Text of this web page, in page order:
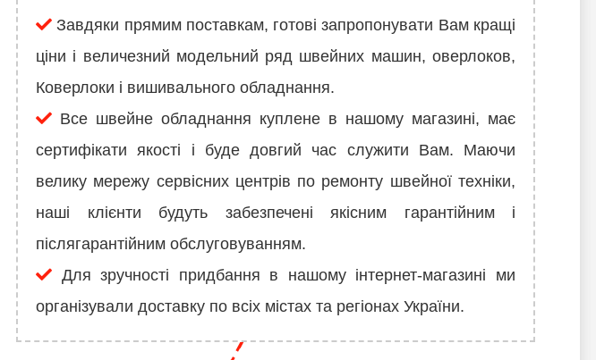
Завдяки прямим поставкам, готові запропонувати Вам кращі
ціни і величезний модельний ряд швейних машин, оверлоков,
Коверлоки і вишивального обладнання.
Все швейне обладнання куплене в нашому магазині, має
сертифікати якості і буде довгий час служити Вам. Маючи
велику мережу сервісних центрів по ремонту швейної техніки,
наші клієнти будуть забезпечені якісним гарантійним і
післягарантійним обслуговуванням.
Для зручності придбання в нашому інтернет-магазині ми
організували доставку по всіх містах та регіонах України.